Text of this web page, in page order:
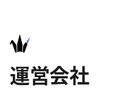
運営会社